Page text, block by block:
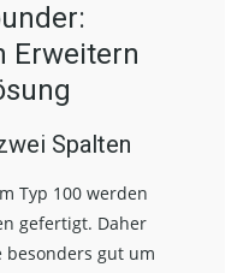
Erweitern
Spalten
Typ 100 werden
gefertigt. Daher
besonders gut um